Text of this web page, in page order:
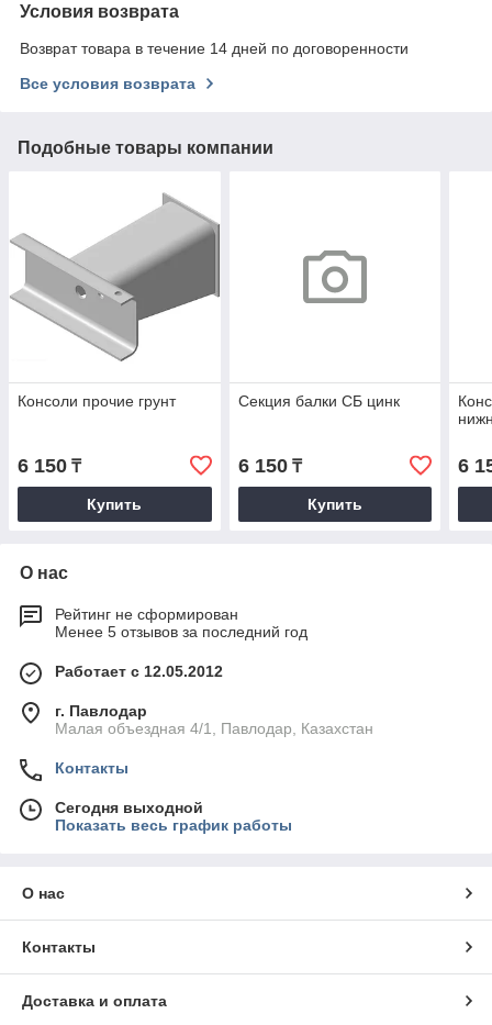
Условия возврата
Возврат товара в течение 14 дней по договоренности
Все условия возврата
Подобные товары компании
Консоли прочие грунт
6 150 ₸
Купить
Секция балки СБ цинк
6 150₸
Купить
6
О нас
Рейтинг не сформирован
Менее 5 отзывов за последний год
Работает с 12.05.2012
г. Павлодар
Малая объездная 4/1, Павлодар, Казахстан
Контакты
Сегодня выходной
Показать весь график работы
О нас
Контакты
Доставка и оплата